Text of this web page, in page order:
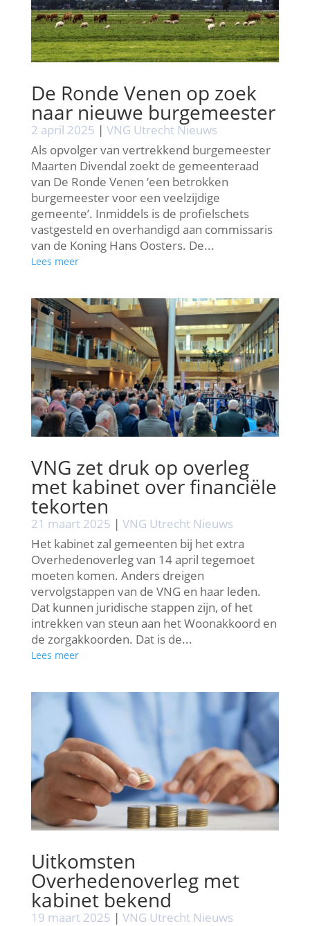
De Ronde Venen op zoek
naar nieuwe burgemeester
2 april 2025 | VNG Utrecht Nieuws
Als opvolger van vertrekkend burgemeester
Maarten Divendal zoekt de gemeenteraad
van De Ronde Venen ‘een betrokken
burgemeester voor een veelzijdige
gemeente’. Inmiddels is de profielschets
vastgesteld en overhandigd aan commissaris
van de Koning Hans Oosters. De...
Lees meer
VNG zet druk op overleg
met kabinet over financiële
tekorten
21 maart 2025 | VNG Utrecht Nieuws
Het kabinet zal gemeenten bij het extra
Overhedenoverleg van 14 april tegemoet
moeten komen. Anders dreigen
vervolgstappen van de VNG en haar leden.
Dat kunnen juridische stappen zijn, of het
intrekken van steun aan het Woonakkoord en
de zorgakkoorden. Dat is de...
Lees meer
Uitkomsten
Overhedenoverleg met
kabinet bekend
19 maart 2025 | VNG Utrecht Nieuws